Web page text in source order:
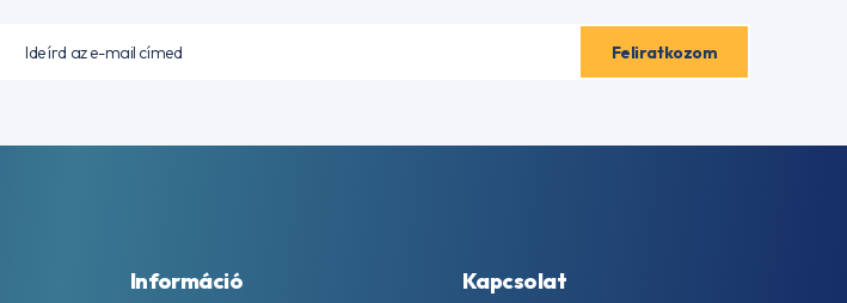
Információ Kapcsolat